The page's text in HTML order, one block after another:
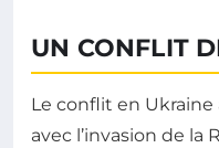
UN CONFLIT
Le conflit en
avec l’invasion de la